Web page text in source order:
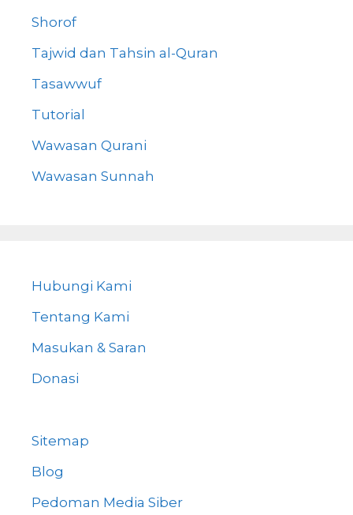
Shorof
Tajwid dan Tahsin al-Quran
Tasawwuf
Tutorial
Wawasan Qurani
Wawasan Sunnah
Hubungi Kami
Tentang Kami
Masukan & Saran
Donasi
Sitemap
Blog
Pedoman Media Siber